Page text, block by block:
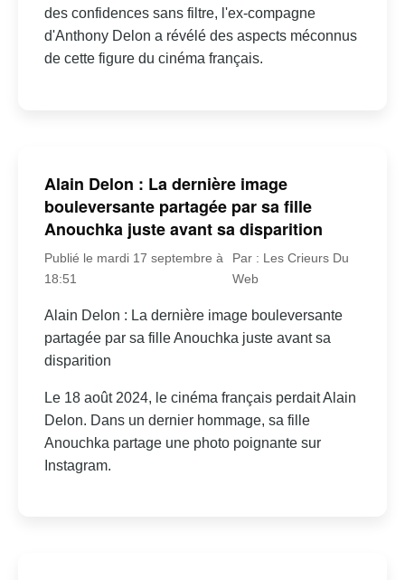
des confidences sans filtre, l'ex-compagne
d'Anthony Delon a révélé des aspects méconnus
de cette figure du cinéma français.
Alain Delon : La dernière image
bouleversante partagée par sa fille
Anouchka juste avant sa disparition
Publié le mardi 17 septembre à
18:51
Par : Les Crieurs Du
Web
Alain Delon : La dernière image bouleversante
partagée par sa fille Anouchka juste avant sa
disparition
Le 18 août 2024, le cinéma français perdait Alain
Delon. Dans un dernier hommage, sa fille
Anouchka partage une photo poignante sur
Instagram.